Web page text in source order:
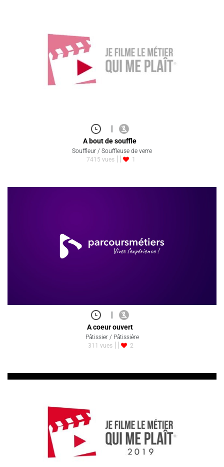
|
A bout de souffle
Souffleur / Souffleuse de verre
7415 vues
1
|
A coeur ouvert
Pâtissier / Pâtissière
311 vues
2